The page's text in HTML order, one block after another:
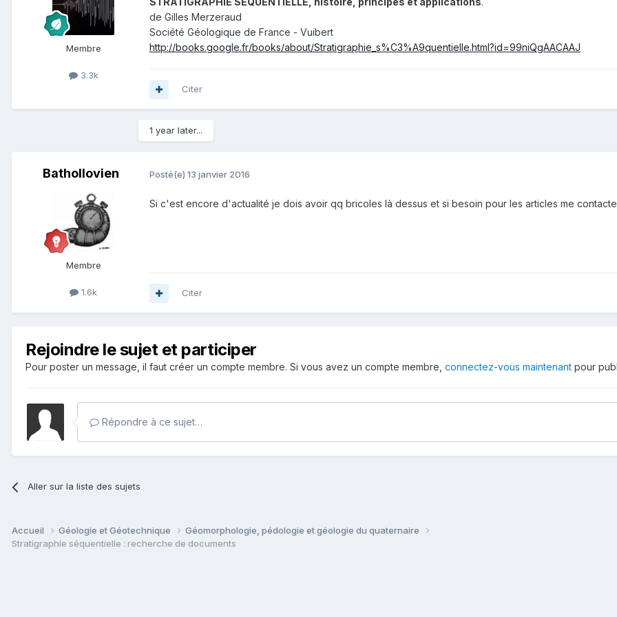
Membre
3.3k
de Gilles Merzeraud
Société Géologique de France - Vuibert
http://books.google.fr/books/about/Stratigraphie_s%C3%A9quentielle.html?id=99niQgAACAAJ
Citer
1 year later...
Bathollovien
Membre
1.6k
Posté(e) 13 janvier 2016
Si c'est encore d'actualité je dois avoir qq bricoles là dessus et si besoin pour les articles me
Citer
Rejoindre le sujet et participer
Pour poster un message, il faut créer un compte membre. Si vous avez un compte membre, connectez-vous maintenant pour
Répondre à ce sujet…
Aller sur la liste des sujets
Accueil Géologie et Géotechnique
Géomorphologie, pédologie et géologie du quaternaire
Stratigraphie séquentielle : recherche de documents